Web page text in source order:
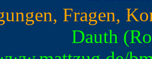
Fragen,
Dauth